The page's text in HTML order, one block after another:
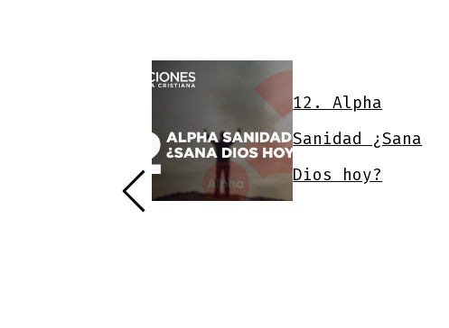
12. Alpha
Sanidad ¿Sana
Dios hoy?